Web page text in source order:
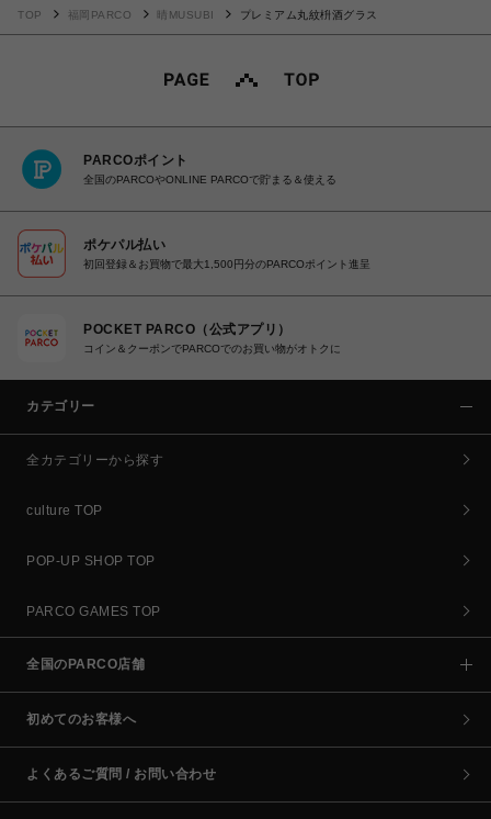
TOP 福岡PARCO 晴MUSUBI プレミアム丸紋枡酒グラス
PARCOポイント
全国のPARCOやONLINE PARCOで貯まる＆使える
ポケパル払い
初回登録＆お買物で最大1,500円分のPARCOポイント進呈
POCKET PARCO（公式アプリ）
コイン＆クーポンでPARCOでのお買い物がオトクに
カテゴリー
全カテゴリーから探す
culture TOP
POP-UP SHOP TOP
PARCO GAMES TOP
全国のPARCO店舗
初めてのお客様へ
よくあるご質問 / お問い合わせ